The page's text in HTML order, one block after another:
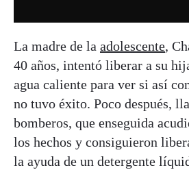
La madre de la adolescente,
40 años, intentó liberar a su
agua caliente para ver si así
no tuvo éxito. Poco después,
bomberos, que enseguida
los hechos y consiguieron
la ayuda de un detergente